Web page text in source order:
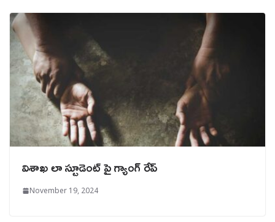
విశాఖ లా స్టూడెంట్ పై గ్యాంగ్ రేప్‌
November 19, 2024